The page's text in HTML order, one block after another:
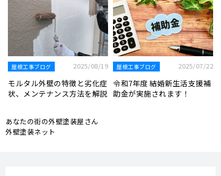
屋根工事ブログ 2025/06/30
雨漏りを修理する方法と発生
原因について解説
お知らせ 2025/06/14
栃木県鹿沼市 I様より外壁
塗装工事の見積もり依頼をい
あなたの街の外壁塗装屋さん
外壁塗装ネット